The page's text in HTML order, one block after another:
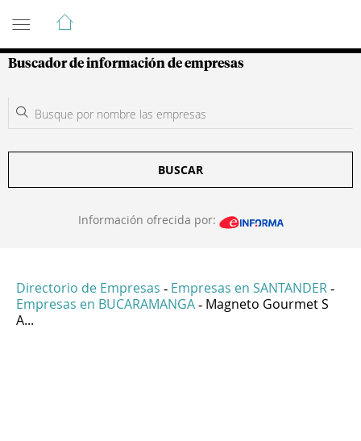
Guía de Empresas Colombianas
Buscador de información de empresas
BUSCAR
Información ofrecida por:
Directorio de Empresas - Empresas en SANTANDER -
Empresas en BUCARAMANGA - Magneto Gourmet S
A...